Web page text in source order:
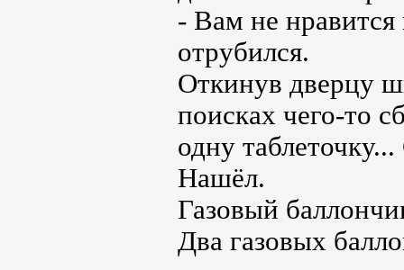
- Вам не нравится
отрубился.
Откинув дверцу
поисках чего-то
одну
Нашёл.
Газовый
Два газовых